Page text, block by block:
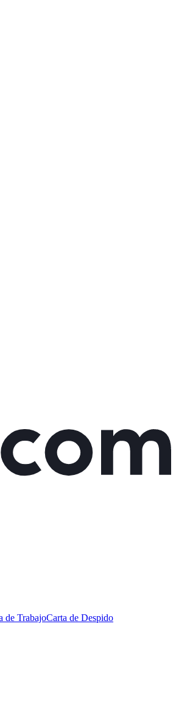
de TrabajoCarta de Despido